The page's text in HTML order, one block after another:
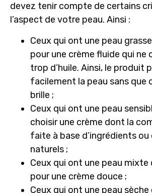
devez tenir compte de certains
l’aspect de votre peau. Ainsi :
Ceux qui ont une peau
pour une crème fluide qui ne
trop d’huile. Ainsi, le produit
facilement la peau sans que
brille ;
Ceux qui ont une peau
choisir une crème dont la
faite à base d’ingrédients
naturels ;
Ceux qui ont une peau
pour une crème douce ;
Ceux qui ont une peau